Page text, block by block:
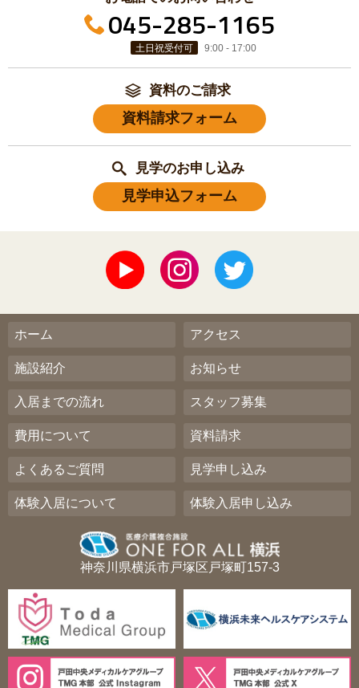
045-285-1165
土日祝受付可 9:00 - 17:00
資料のご請求
資料請求フォーム
見学のお申し込み
見学申込フォーム
ホーム
施設紹介
入居までの流れ
費用について
よくあるご質問
体験入居について
アクセス
お知らせ
スタッフ募集
資料請求
見学申し込み
体験入居申し込み
神奈川県横浜市戸塚区戸塚町157-3